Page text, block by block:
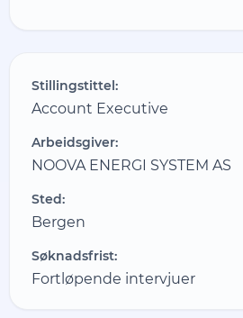
Stillingstittel:
Account Executive
Arbeidsgiver:
NOOVA ENERGI SYSTEM AS
Sted:
Bergen
Søknadsfrist:
Fortløpende intervjuer